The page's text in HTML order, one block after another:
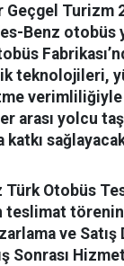
Geçgel Turizm
Benz otobüs
teknolojileri,
verimliliğiyle
arası yolcu
katkı
Otobüs
ve
Sonrası